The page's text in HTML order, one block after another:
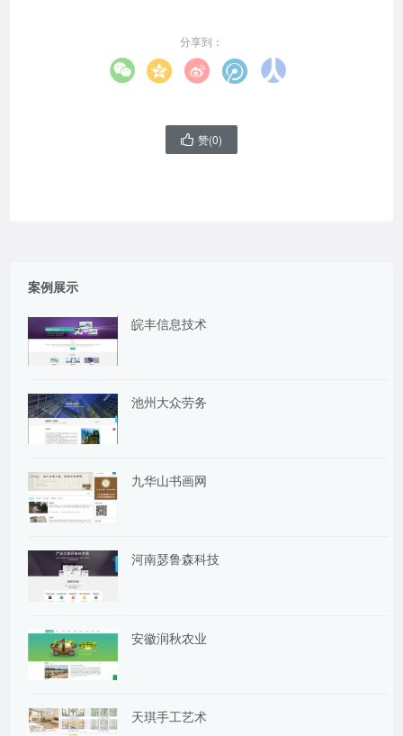
分享到：
    
 赞(0)
案例展示
皖丰信息技术
池州大众劳务
九华山书画网
河南瑟鲁森科技
安徽润秋农业
天琪手工艺术